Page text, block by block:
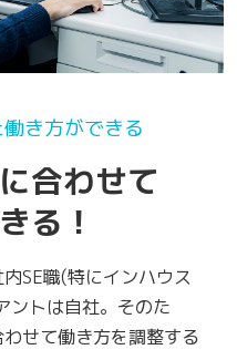
き方ができる
合わせて
る！
SE職(特にインハウス
ントは自社。そのた
せて働き方を調整する